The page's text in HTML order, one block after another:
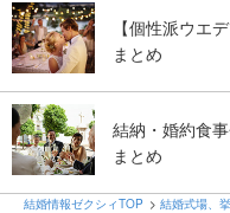
【個性派ウエ
まとめ
結納・婚約食
まとめ
結婚情報ゼクシィTOP 結婚式場、